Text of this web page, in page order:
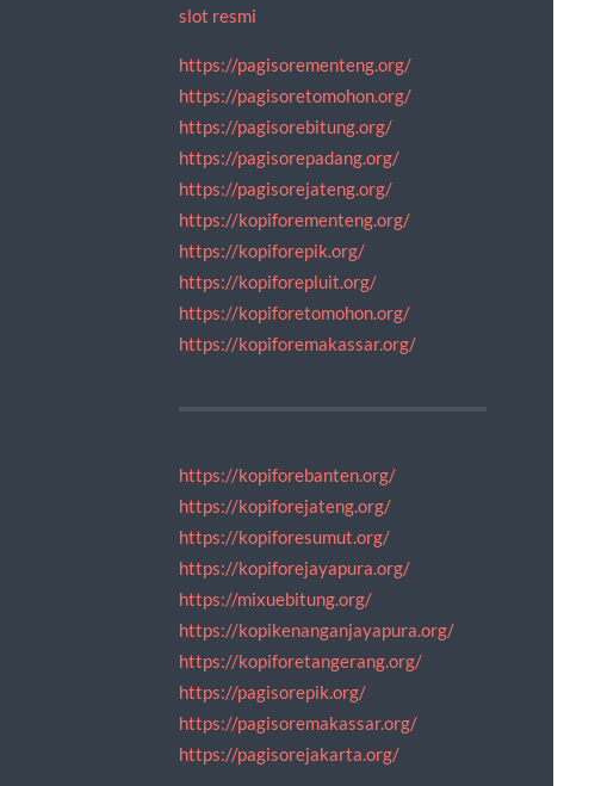
slot resmi
https://pagisorementeng.org/
https://pagisoretomohon.org/
https://pagisorebitung.org/
https://pagisorepadang.org/
https://pagisorejateng.org/
https://kopiforementeng.org/
https://kopiforepik.org/
https://kopiforepluit.org/
https://kopiforetomohon.org/
https://kopiforemakassar.org/
https://kopiforebanten.org/
https://kopiforejateng.org/
https://kopiforesumut.org/
https://kopiforejayapura.org/
https://mixuebitung.org/
https://kopikenanganjayapura.org/
https://kopiforetangerang.org/
https://pagisorepik.org/
https://pagisoremakassar.org/
https://pagisorejakarta.org/